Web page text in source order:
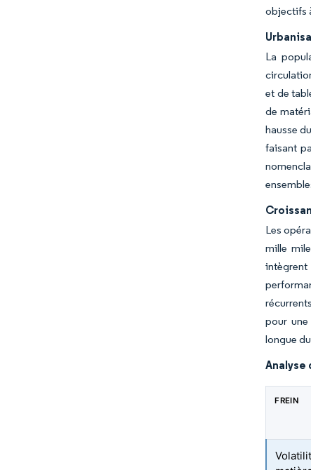
objectifs
La
et de
de
hausse
faisant
Les
mille
pour
longue
FREIN